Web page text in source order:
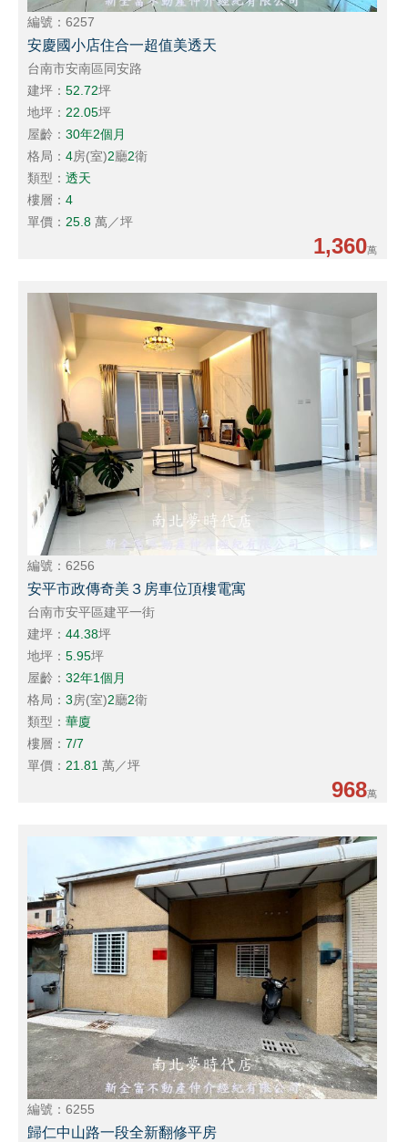
編號：6257
安慶國小店住合一超值美透天
台南市安南區同安路
建坪：52.72坪
地坪：22.05坪
屋齡：30年2個月
格局：4房(室)2廳2衛
類型：透天
樓層：4
單價：25.8 萬／坪
1,360萬
編號：6256
安平市政傳奇美３房車位頂樓電寓
台南市安平區建平一街
建坪：44.38坪
地坪：5.95坪
屋齡：32年1個月
格局：3房(室)2廳2衛
類型：華廈
樓層：7/7
單價：21.81 萬／坪
968萬
編號：6255
歸仁中山路一段全新翻修平房